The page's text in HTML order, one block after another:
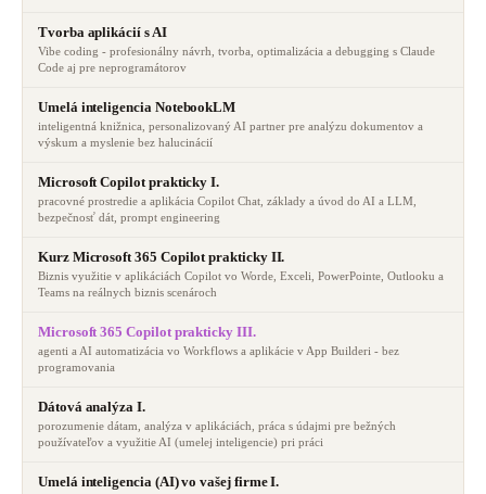
Tvorba aplikácií s AI
Vibe coding - profesionálny návrh, tvorba, optimalizácia a debugging s Claude
Code aj pre neprogramátorov
Umelá inteligencia NotebookLM
inteligentná knižnica, personalizovaný AI partner pre analýzu dokumentov a
výskum a myslenie bez halucinácií
Microsoft Copilot prakticky I.
pracovné prostredie a aplikácia Copilot Chat, základy a úvod do AI a LLM,
bezpečnosť dát, prompt engineering
Kurz Microsoft 365 Copilot prakticky II.
Biznis využitie v aplikáciách Copilot vo Worde, Exceli, PowerPointe, Outlooku a
Teams na reálnych biznis scenároch
Microsoft 365 Copilot prakticky III.
agenti a AI automatizácia vo Workflows a aplikácie v App Builderi - bez
programovania
Dátová analýza I.
porozumenie dátam, analýza v aplikáciách, práca s údajmi pre bežných
používateľov a využitie AI (umelej inteligencie) pri práci
Umelá inteligencia (AI) vo vašej firme I.